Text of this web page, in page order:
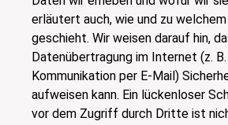
erläutert auch, wie und zu
geschieht. Wir weisen darauf hin,
Datenübertragung im Internet (z.
Kommunikation per E-Mail)
aufweisen kann. Ein lückenloser
vor dem Zugriff durch Dritte ist